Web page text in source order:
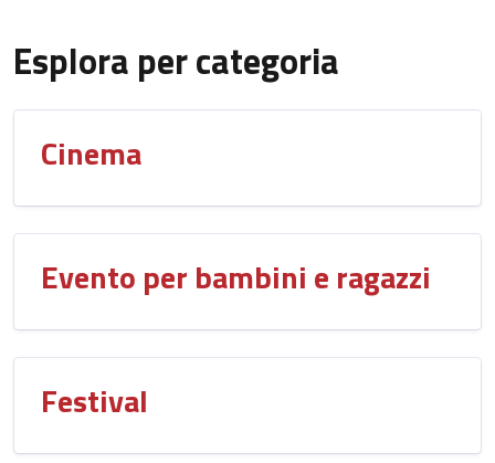
Esplora per categoria
Cinema
Evento per bambini e ragazzi
Festival